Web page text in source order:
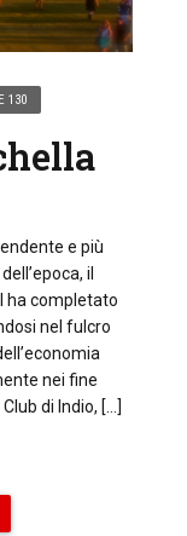
130
e più
il
ha completato
nel fulcro
nei fine
di Indio, […]